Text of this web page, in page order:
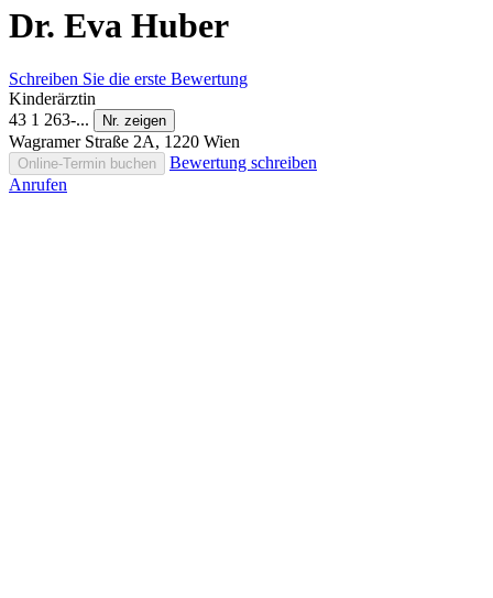
Dr. Eva Huber
Schreiben Sie die erste Bewertung
Kinderärztin
43 1 263-...
Nr. zeigen
Wagramer Straße 2A, 1220 Wien
Online-Termin buchen
Bewertung schreiben
Anrufen